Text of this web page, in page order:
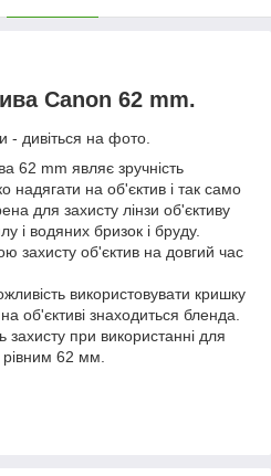
Canon 62 mm.
- дивіться на фото.
62 mm являє зручність
надягати на об'єктив і так само
для захисту лінзи об'єктиву
і водяних бризок і бруду.
захисту об'єктив на довгий час
використовувати кришку
об'єктиві знаходиться бленда.
захисту при використанні для
рівним 62 мм.